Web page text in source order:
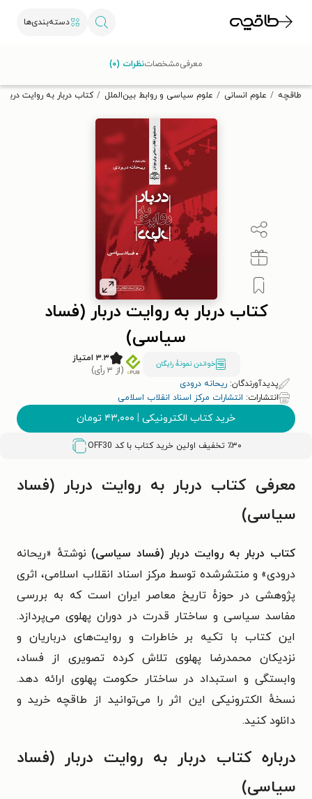
دسته‌بندی‌ها
تخفیف از طاقچه دریافت کن.
طاقچه علوم انسانی علوم سیاسی و روابط بین‌الملل کتاب دربار به روایت
کتاب دربار به روایت دربار (فساد
سیاسی)
خواندن نمونۀ رایگان
۳.۳ امتیاز
(از ۳ رأی)
پدیدآورندگان: ریحانه درودی
انتشارات: انتشارات مرکز اسناد انقلاب اسلامی
خرید کتاب الکترونیکی | ۴۳,۰۰۰ تومان
٪۳۰ تخفیف اولین خرید کتاب با کد OFF30
معرفیمشخصاتنظرات (۰)
معرفی کتاب دربار به روایت دربار (فساد
سیاسی)
کتاب دربار به روایت دربار (فساد سیاسی) نوشتهٔ «ریحانه
درودی» و منتشرشده توسط مرکز اسناد انقلاب اسلامی، اثری
پژوهشی در حوزهٔ تاریخ معاصر ایران است که به بررسی
مفاسد سیاسی و ساختار قدرت در دوران پهلوی می‌پردازد.
این کتاب با تکیه بر خاطرات و روایت‌های درباریان و
نزدیکان محمدرضا پهلوی تلاش کرده تصویری از فساد،
وابستگی و استبداد در ساختار حکومت پهلوی ارائه دهد.
نسخهٔ الکترونیکی این اثر را می‌توانید از طاقچه خرید و
دانلود کنید.
درباره کتاب دربار به روایت دربار (فساد
سیاسی)